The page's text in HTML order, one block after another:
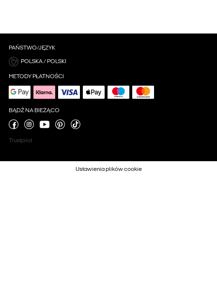
PAŃSTWO/JĘZYK
POLSKA / POLSKI
METODY PŁATNOŚCI
BĄDŹ NA BIEŻĄCO
Trustpilot
Ustawienia plików cookie